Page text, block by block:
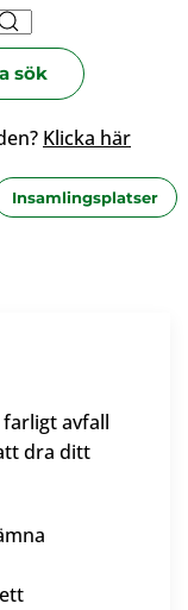
sök
Klicka här
Insamlingsplatser
avfall
dra ditt